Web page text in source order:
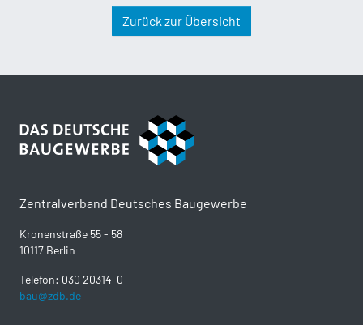
Zurück zur Übersicht
Zentralverband Deutsches Baugewerbe
Kronenstraße 55 - 58
10117 Berlin
Telefon: 030 20314-0
bau@zdb.de